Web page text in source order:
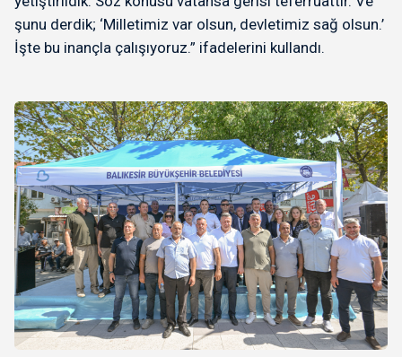
şunu derdik; ‘Milletimiz var olsun, devletimiz sağ olsun.’
İşte bu inançla çalışıyoruz.” ifadelerini kullandı.